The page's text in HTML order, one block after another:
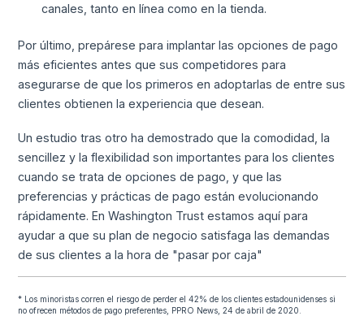
canales, tanto en línea como en la tienda.
Por último, prepárese para implantar las opciones de pago
más eficientes antes que sus competidores para
asegurarse de que los primeros en adoptarlas de entre sus
clientes obtienen la experiencia que desean.
Un estudio tras otro ha demostrado que la comodidad, la
sencillez y la flexibilidad son importantes para los clientes
cuando se trata de opciones de pago, y que las
preferencias y prácticas de pago están evolucionando
rápidamente. En Washington Trust estamos aquí para
ayudar a que su plan de negocio satisfaga las demandas
de sus clientes a la hora de "pasar por caja"
* Los minoristas corren el riesgo de perder el 42% de los clientes estadounidenses si
no ofrecen métodos de pago preferentes, PPRO News, 24 de abril de 2020.